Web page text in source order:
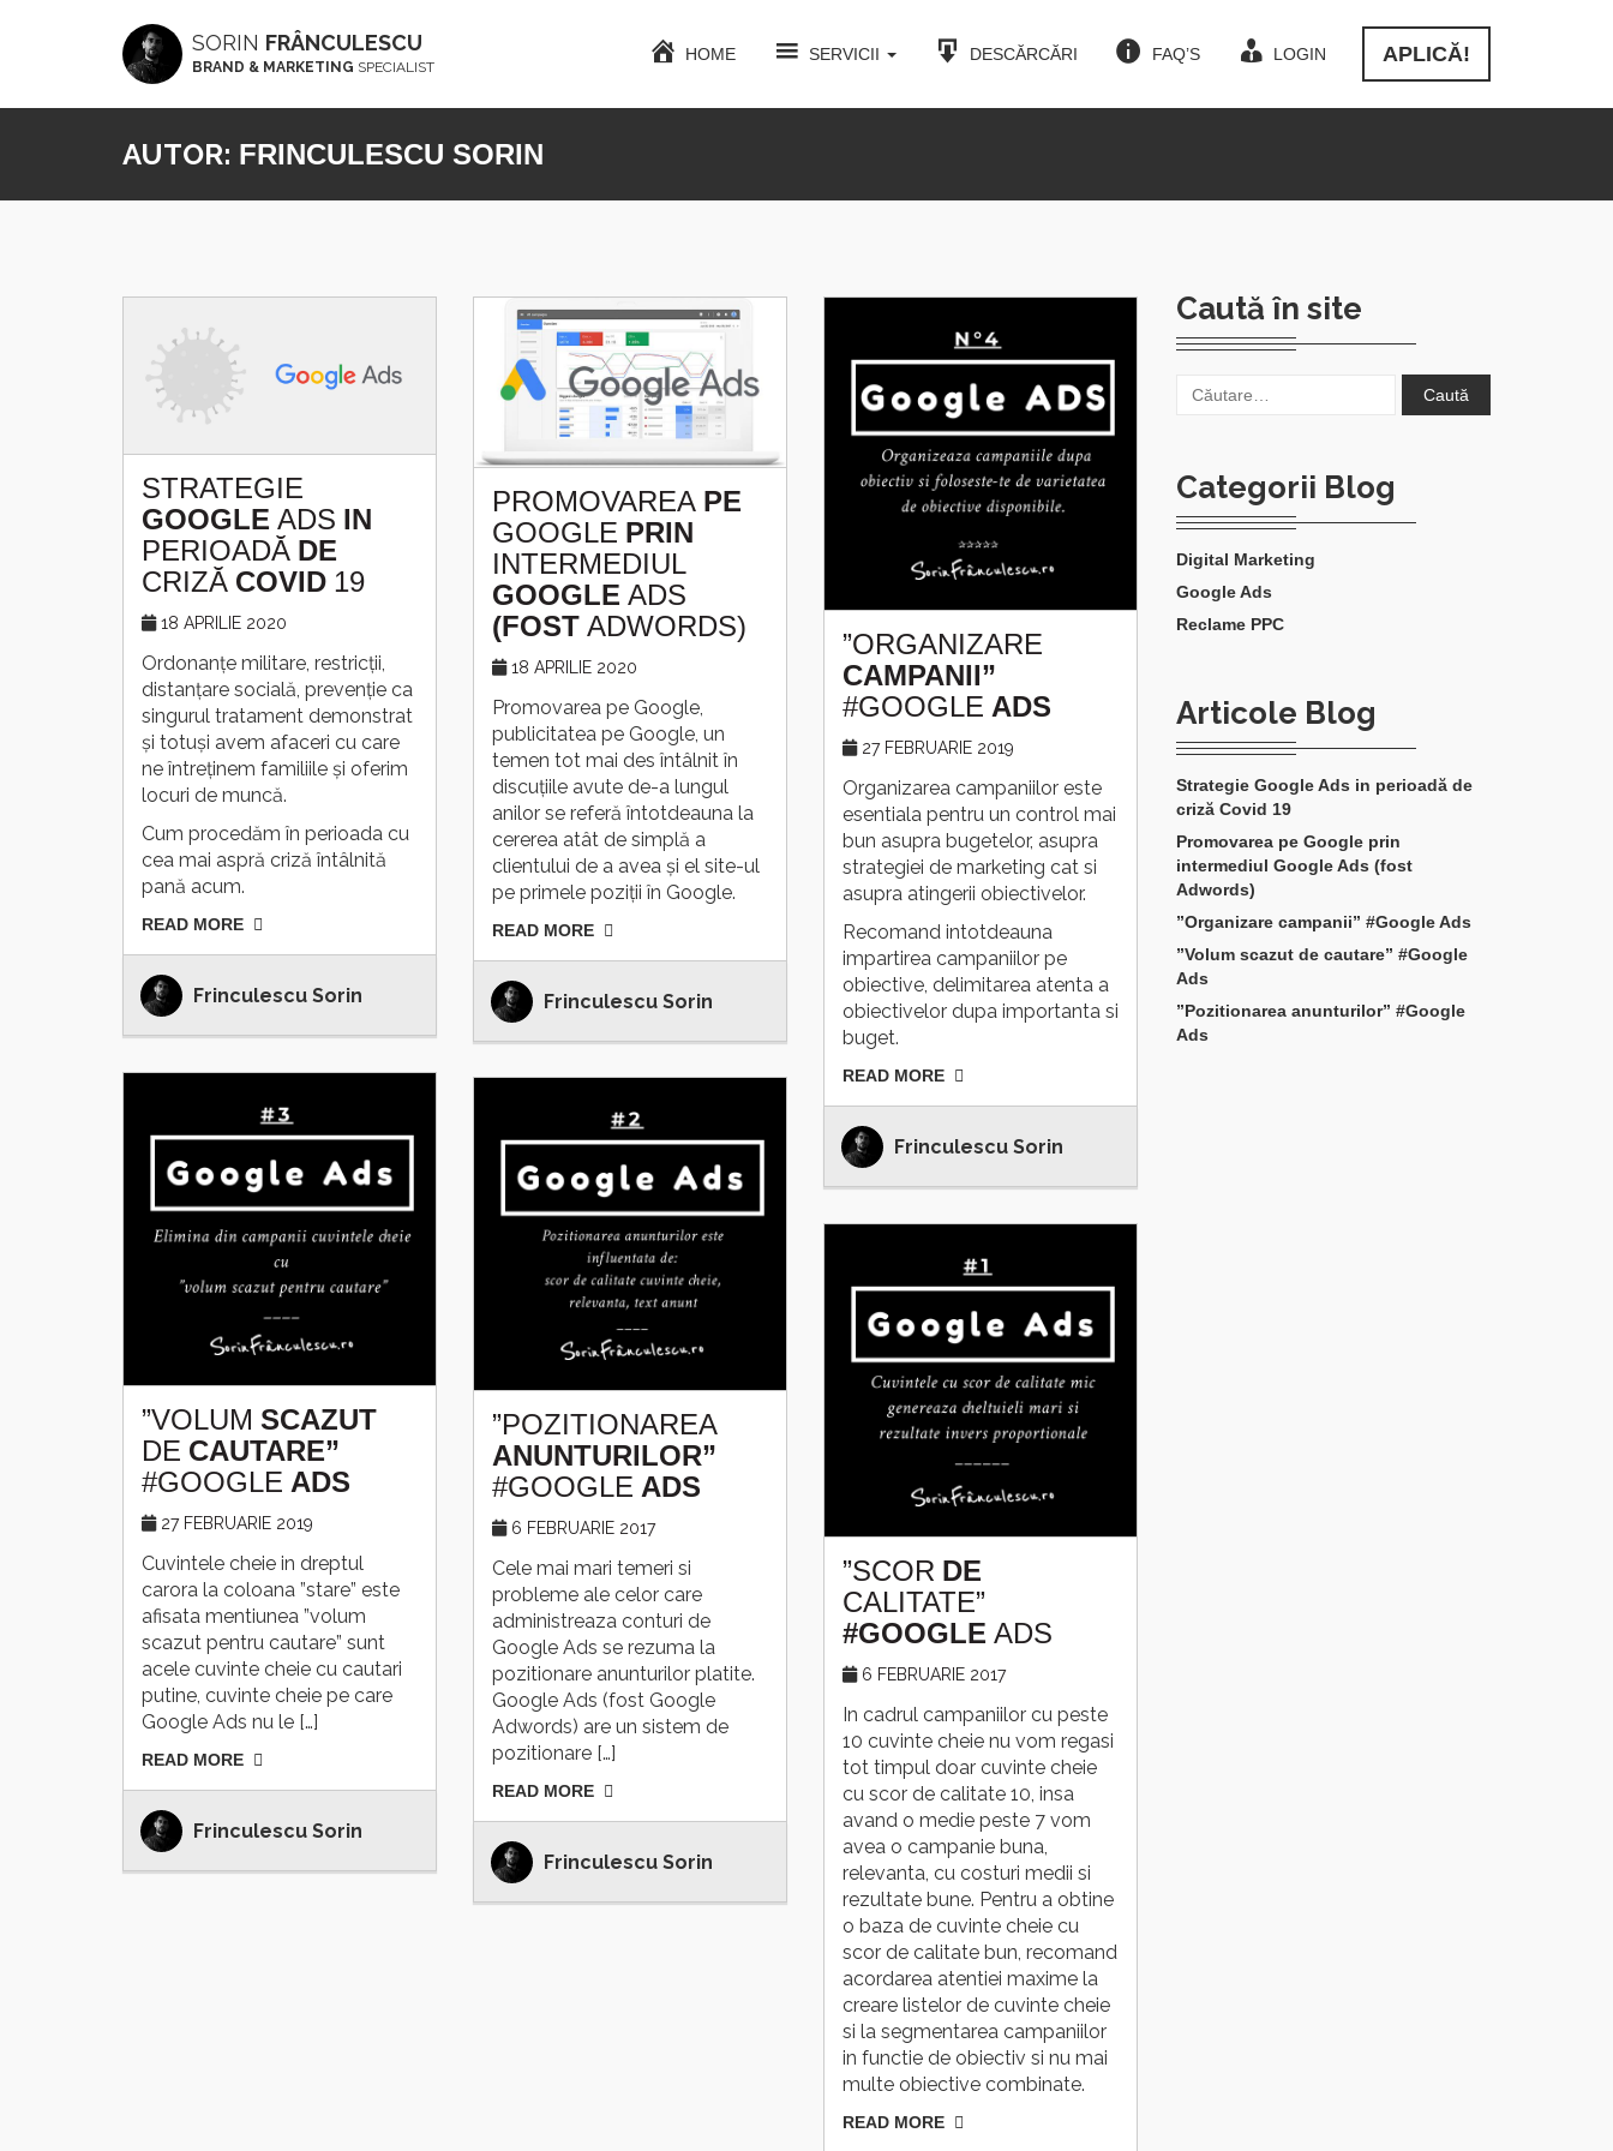
SORIN FRÂNCULESCU
BRAND & MARKETING SPECIALIST
APLICĂ!
HOME SERVICII DESCĂRCĂRI FAQ’S LOGIN
AUTOR: FRINCULESCU SORIN
STRATEGIE
GOOGLE ADS IN
PERIOADĂ DE
CRIZĂ COVID 19
18 APRILIE 2020
Ordonanțe militare, restricții,
distanțare socială, prevenție ca
singurul tratament demonstrat
și totuși avem afaceri cu care
ne întreținem familiile și oferim
locuri de muncă.
Cum procedăm în perioada cu
cea mai aspră criză întâlnită
pană acum.
READ MORE
Frinculescu Sorin
PROMOVAREA PE
GOOGLE PRIN
INTERMEDIUL
GOOGLE ADS
(FOST ADWORDS)
18 APRILIE 2020
Promovarea pe Google,
publicitatea pe Google, un
temen tot mai des întâlnit în
discuțiile avute de-a lungul
anilor se referă întotdeauna la
cererea atât de simplă a
clientului de a avea și el site-ul
pe primele poziții în Google.
READ MORE
Frinculescu Sorin
”ORGANIZARE
CAMPANII”
#GOOGLE ADS
27 FEBRUARIE 2019
Organizarea campaniilor este
esentiala pentru un control mai
bun asupra bugetelor, asupra
strategiei de marketing cat si
asupra atingerii obiectivelor.
Recomand intotdeauna
impartirea campaniilor pe
obiective, delimitarea atenta a
obiectivelor dupa importanta si
buget.
READ MORE
Frinculescu Sorin
”VOLUM SCAZUT
DE CAUTARE”
#GOOGLE ADS
27 FEBRUARIE 2019
Cuvintele cheie in dreptul
carora la coloana ”stare” este
afisata mentiunea ”volum
scazut pentru cautare” sunt
acele cuvinte cheie cu cautari
putine, cuvinte cheie pe care
Google Ads nu le […]
READ MORE
Frinculescu Sorin
”POZITIONAREA
ANUNTURILOR”
#GOOGLE ADS
6 FEBRUARIE 2017
Cele mai mari temeri si
probleme ale celor care
administreaza conturi de
Google Ads se rezuma la
pozitionare anunturilor platite.
Google Ads (fost Google
Adwords) are un sistem de
pozitionare […]
READ MORE
Frinculescu Sorin
”SCOR DE
CALITATE”
#GOOGLE ADS
6 FEBRUARIE 2017
In cadrul campaniilor cu peste
10 cuvinte cheie nu vom regasi
tot timpul doar cuvinte cheie
cu scor de calitate 10, insa
avand o medie peste 7 vom
avea o campanie buna,
relevanta, cu costuri medii si
rezultate bune. Pentru a obtine
o baza de cuvinte cheie cu
scor de calitate bun, recomand
acordarea atentiei maxime la
creare listelor de cuvinte cheie
si la segmentarea campaniilor
in functie de obiectiv si nu mai
multe obiective combinate.
READ MORE
Caută în site
Caută
Categorii Blog
Digital Marketing
Google Ads
Reclame PPC
Articole Blog
Strategie Google Ads in perioadă de
criză Covid 19
Promovarea pe Google prin
intermediul Google Ads (fost
Adwords)
”Organizare campanii” #Google Ads
”Volum scazut de cautare” #Google
Ads
”Pozitionarea anunturilor” #Google
Ads